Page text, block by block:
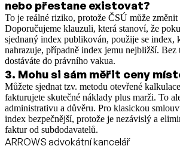
nebo přestane existovat?
To je reálné riziko, protože ČSÚ může změnit
Doporučujeme klauzuli, která stanoví, že
sjednaný index publikován, použije se index,
nahrazuje, případně index jemu nejbližší. Bez
dostáváte do právního vakua.
3. Mohu si sám měřit ceny
Můžete sjednat tzv. metodu otevřené
fakturujete skutečné náklady plus marži. To
administrativu a důvěru. Pro klasickou
index bezpečnější, protože je nezávislý a
faktur od subdodavatelů.
ARROWS advokátní kancelář